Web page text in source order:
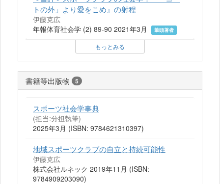
トの外」より愛をこめ』の射程
伊藤克広
年報体育社会学 (2) 89-90 2021年3月
筆頭著者
もっとみる
書籍等出版物 5
スポーツ社会学事典
(担当:分担執筆)
2025年3月 (ISBN: 9784621310397)
地域スポーツクラブの自立と持続可能性
伊藤克広
株式会社ルネック 2019年11月 (ISBN:
9784909203090)